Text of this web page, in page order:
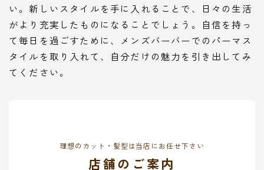
い。新しいスタイルを手に入れることで、日々の生活
がより充実したものになることでしょう。自信を持っ
て毎日を過ごすために、メンズバーバーでのパーマス
タイルを取り入れて、自分だけの魅力を引き出してみ
てください。
理想のカット・髪型は当店にお任せ下さい
店舗のご案内